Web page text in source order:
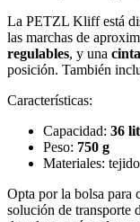
La PETZL Kliff está
las marchas de
regulables, y una
posición. También
Características:
Capacidad: 36
Peso: 750 g
Materiales:
Opta por la bolsa
solución de transporte